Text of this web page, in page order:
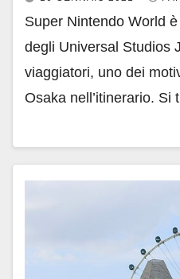
Super Nintendo World
degli Universal Studios
viaggiatori, uno dei
Osaka nell’itinerario.